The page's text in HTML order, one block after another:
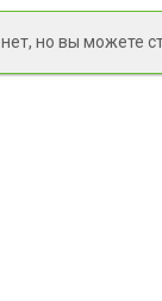
но вы можете